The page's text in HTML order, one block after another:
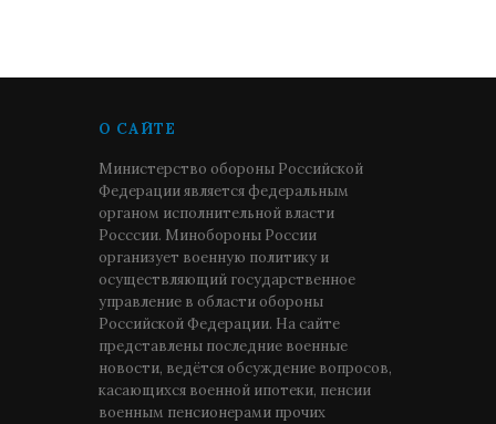
О САЙТЕ
Министерство обороны Российской
Федерации является федеральным
органом исполнительной власти
Росссии. Минобороны России
организует военную политику и
осуществляющий государственное
управление в области обороны
Российской Федерации. На сайте
представлены последние военные
новости, ведётся обсуждение вопросов,
касающихся военной ипотеки, пенсии
военным пенсионерами прочих